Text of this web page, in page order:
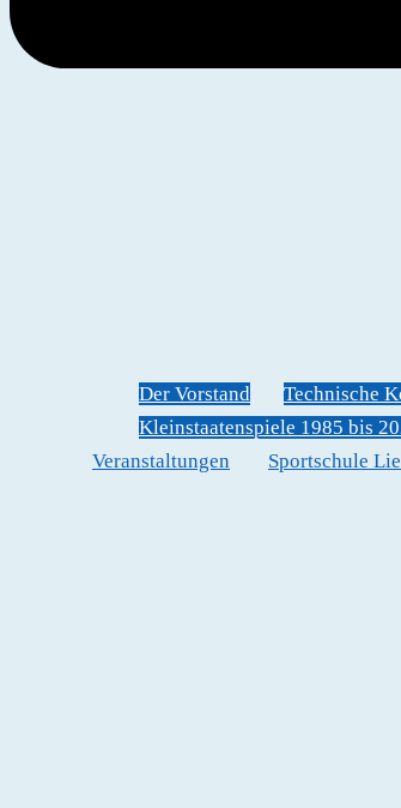
Der Vorstand
Technische
Kleinstaatenspiele 1985 bis
Veranstaltungen
Sportschule